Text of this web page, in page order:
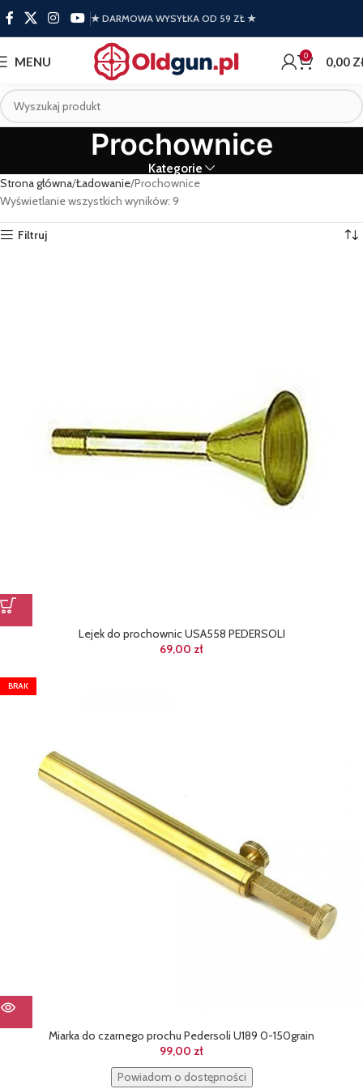
★ DARMOWA WYSYŁKA OD 59 ZŁ ★
MENU 0 0,00
Prochownice
Kategorie
Strona główna Ładowanie Prochownice
Wyświetlanie wszystkich wyników: 9
Filtruj
Lejek do prochownic USA558 PEDERSOLI
69,00 zł
BRAK
Miarka do czarnego prochu Pedersoli U189 0-150grain
99,00 zł
Powiadom o dostępności